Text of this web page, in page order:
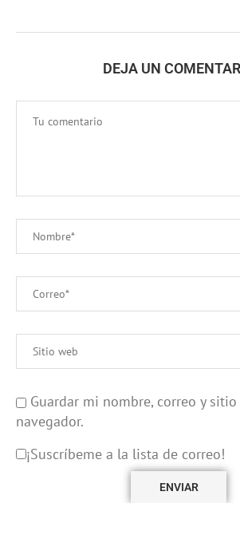
DEJA UN
Guardar mi nombre, correo y
navegador.
¡Suscríbeme a la lista de correo!